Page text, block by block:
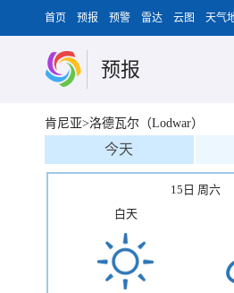
首页 预报 预警 雷达 云图 天气
预报
肯尼亚>洛德瓦尔（Lodwar）
今天
15日 周六
白天